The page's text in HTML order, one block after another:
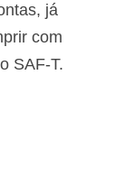
já
com
SAF-T.